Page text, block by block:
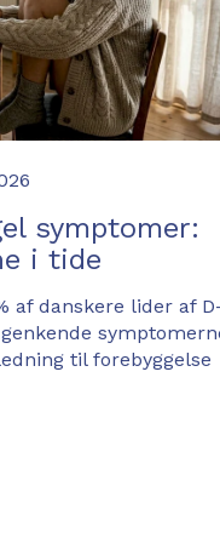
symptomer:
i tide
af danskere lider af
til forebyggelse